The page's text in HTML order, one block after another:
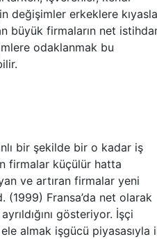
değişimler erkeklere kıyasla
büyük firmaların net
odaklanmak bu
bir şekilde bir o kadar iş
firmalar küçülür hatta
ve artıran firmalar yeni
Fransa’da net olarak
gösteriyor. İşçi
almak işgücü piyasasıyla